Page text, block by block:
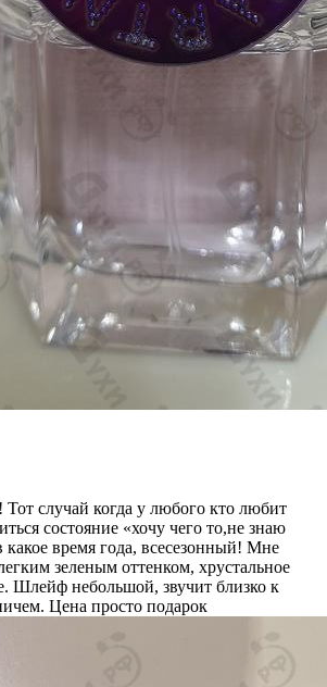
случай когда у любого кто любит
состояние «хочу чего то,не знаю
какое время года, всесезонный! Мне
зеленым оттенком, хрустальное
Шлейф небольшой, звучит близко к
Цена просто подарок